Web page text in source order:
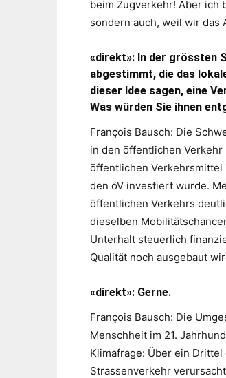
beim Zugverkehr! Aber ich
sondern auch, weil wir das
«direkt»: In der grössten
abgestimmt, die das
dieser Idee sagen, eine
Was würden Sie ihnen
François Bausch: Die
in den öffentlichen
öffentlichen Verkehrsmittel
den öV investiert wurde.
öffentlichen Verkehrs
dieselben
Unterhalt steuerlich
Qualität noch ausgebaut
«direkt»: Gerne.
François Bausch: Die
Menschheit im 21.
Klimafrage: Über ein
Strassenverkehr